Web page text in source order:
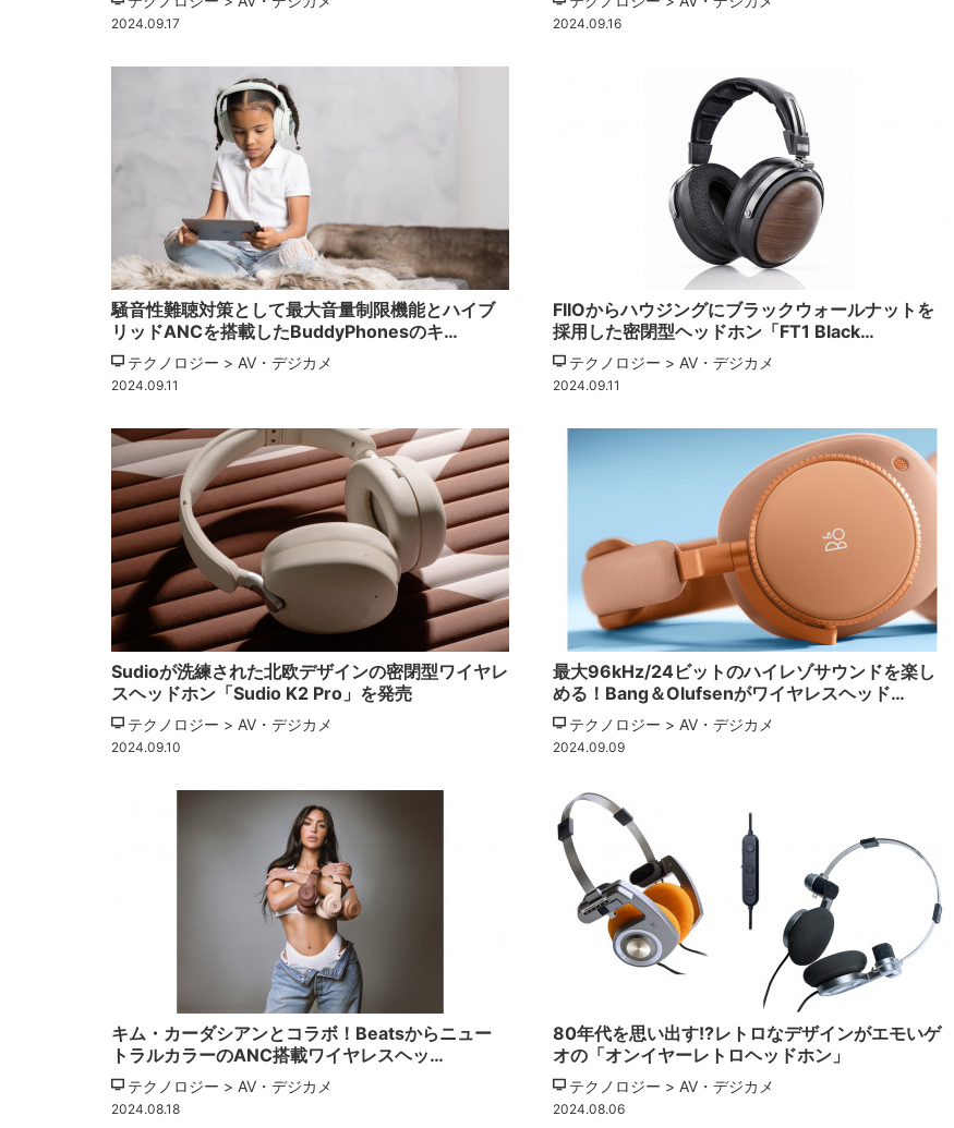
2024.09.17 2024.09.16
騒音性難聴対策として最大音量制限機能とハイブ
リッドANCを搭載したBuddyPhonesのキ…
テクノロジー > AV・デジカメ
2024.09.11
FIIOからハウジングにブラックウォールナットを
採用した密閉型ヘッドホン「FT1 Black…
テクノロジー > AV・デジカメ
2024.09.11
Sudioが洗練された北欧デザインの密閉型ワイヤレ
スヘッドホン「Sudio K2 Pro」を発売
テクノロジー > AV・デジカメ
2024.09.10
最大96kHz/24ビットのハイレゾサウンドを楽し
める！Bang＆Olufsenがワイヤレスヘッド…
テクノロジー > AV・デジカメ
2024.09.09
キム・カーダシアンとコラボ！Beatsからニュー
トラルカラーのANC搭載ワイヤレスヘッ…
テクノロジー > AV・デジカメ
2024.08.18
80年代を思い出す!?レトロなデザインがエモいゲ
オの「オンイヤーレトロヘッドホン」
テクノロジー > AV・デジカメ
2024.08.06